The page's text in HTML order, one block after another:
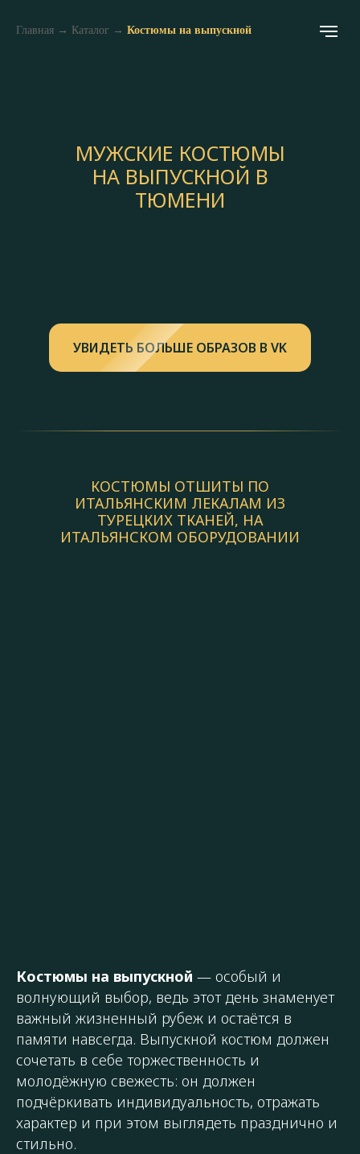
Главная → Каталог → Костюмы на выпускной
МУЖСКИЕ КОСТЮМЫ
НА ВЫПУСКНОЙ В
ТЮМЕНИ
УВИДЕТЬ БОЛЬШЕ ОБРАЗОВ В VK
КОСТЮМЫ ОТШИТЫ ПО
ИТАЛЬЯНСКИМ ЛЕКАЛАМ ИЗ
ТУРЕЦКИХ ТКАНЕЙ, НА
ИТАЛЬЯНСКОМ ОБОРУДОВАНИИ
Костюмы на выпускной — особый и
волнующий выбор, ведь этот день знаменует
важный жизненный рубеж и остаётся в
памяти навсегда. Выпускной костюм должен
сочетать в себе торжественность и
молодёжную свежесть: он должен
подчёркивать индивидуальность, отражать
характер и при этом выглядеть празднично и
стильно.